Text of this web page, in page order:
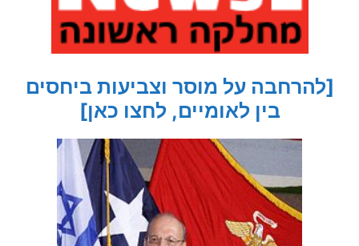
[להרחבה על מוסר וצביעות ביחסים
בין לאומיים, לחצו כאן]